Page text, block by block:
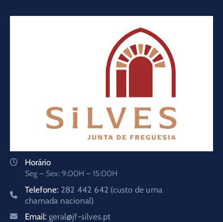
Horário
Seg – Sex: 9:00H – 15:00H
Telefone: 282 442 642 (custo de uma
chamada nacional)
Email: geral@jf-silves.pt